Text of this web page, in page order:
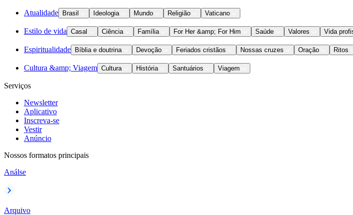
Atualidade Brasil Ideologia Mundo Religião Vaticano
Estilo de vida Casal Ciência Família For Her &amp; For Him Saúde Valores Vida
Espiritualidade Bíblia e doutrina Devoção Feriados cristãos Nossas cruzes Oração Ritos
Cultura &amp; Viagem Cultura História Santuários Viagem
Serviços
Newsletter
Aplicativo
Inscreva-se
Vestir
Anúncio
Nossos formatos principais
Análse
Arquivo